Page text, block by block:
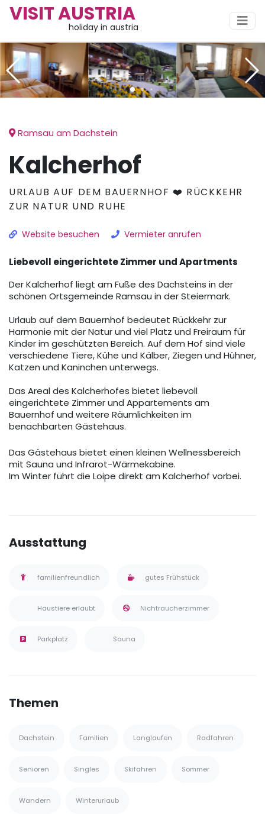
VISIT AUSTRIA
holiday in austria
Ramsau am Dachstein
Kalcherhof
URLAUB AUF DEM BAUERNHOF ❤️ RÜCKKEHR
ZUR NATUR UND RUHE
Website besuchen Vermieter anrufen
Liebevoll eingerichtete Zimmer und Apartments
Der Kalcherhof liegt am Fuße des Dachsteins in der
schönen Ortsgemeinde Ramsau in der Steiermark.
Urlaub auf dem Bauernhof bedeutet Rückkehr zur
Harmonie mit der Natur und viel Platz und Freiraum für
Kinder im geschützten Bereich. Auf dem Hof sind viele
verschiedene Tiere, Kühe und Kälber, Ziegen und Hühner,
Katzen und Kaninchen unterwegs.
Das Areal des Kalcherhofes bietet liebevoll
eingerichtete Zimmer und Appartements am
Bauernhof und weitere Räumlichkeiten im
benachbarten Gästehaus.
Das Gästehaus bietet einen kleinen Wellnessbereich
mit Sauna und Infrarot-Wärmekabine.
Im Winter führt die Loipe direkt am Kalcherhof vorbei.
Ausstattung
familienfreundlich gutes Frühstück
Haustiere erlaubt Nichtraucherzimmer
Parkplatz Sauna
Themen
Dachstein Familien Langlaufen Radfahren
Senioren Singles Skifahren Sommer
Wandern Winterurlaub